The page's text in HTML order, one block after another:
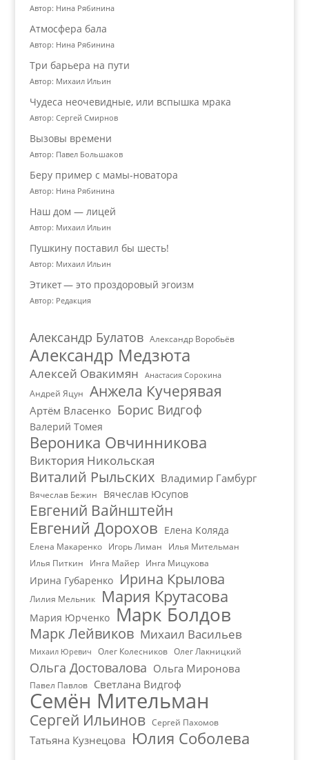
Автор: Нина Рябинина
Атмосфера бала
Автор: Нина Рябинина
Три барьера на пути
Автор: Михаил Ильин
Чудеса неочевидные, или вспышка мрака
Автор: Сергей Смирнов
Вызовы времени
Автор: Павел Большаков
Беру пример с мамы-новатора
Автор: Нина Рябинина
Наш дом — лицей
Автор: Михаил Ильин
Пушкину поставил бы шесть!
Автор: Михаил Ильин
Этикет — это проздоровый эгоизм
Автор: Редакция
Александр Булатов Александр Воробьёв
Александр Медзюта
Алексей Овакимян Анастасия Сорокина
Андрей Яцун Анжела Кучерявая
Артём Власенко Борис Видгоф
Валерий Томея
Вероника Овчинникова
Виктория Никольская
Виталий Рыльских Владимир Гамбург
Вячеслав Бежин Вячеслав Юсупов
Евгений Вайнштейн
Евгений Дорохов Елена Коляда
Елена Макаренко Игорь Лиман
Илья Мительман
Илья Питкин
Инга Майер Инга Мицукова
Ирина Губаренко Ирина Крылова
Лилия Мельник Мария Крутасова
Мария Юрченко Марк Болдов
Марк Лейвиков Михаил Васильев
Михаил Юревич Олег Колесников Олег Лакницкий
Ольга Достовалова Ольга Миронова
Павел Павлов Светлана Видгоф
Семён Мительман
Сергей Ильинов Сергей Пахомов
Татьяна Кузнецова Юлия Соболева